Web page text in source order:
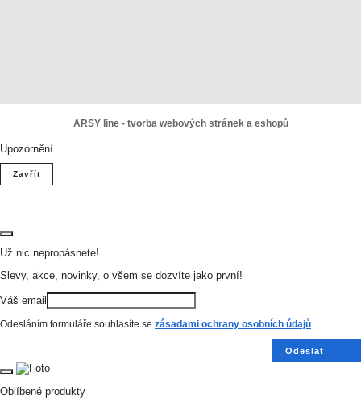
ARSY line - tvorba webových stránek a eshopů
Upozornění
Zavřít
Už nic nepropásnete!
Slevy, akce, novinky, o všem se dozvíte jako první!
Váš email
Odesláním formuláře souhlasíte se zásadami ochrany osobních údajů.
Odeslat
Oblíbené produkty